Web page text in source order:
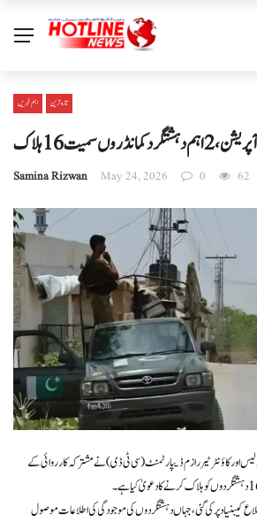
اہم خبریں تازہ ترین
سمیت 16 ہلاک
Samina Rizwan May 24, 2026 0 62
اور کاؤنٹر ٹیررازم ڈیپارٹمنٹ (سی ٹی ڈی) نے مشترکہ کارروائی کے
کیبنیاد پر کی گئی، جہاں دہشتگردوں کی موجودگی کی اطلاعات موصول